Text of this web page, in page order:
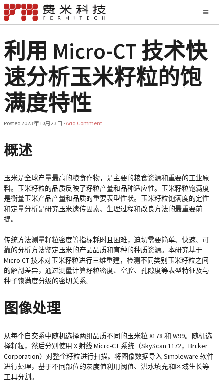
利用 Micro-CT 技术快
速分析玉米籽粒的饱
满度特性
Posted 2023年10月23日 · Add Comment
概述
玉米是全球产量最高的粮食作物，是主要的粮食资源和重要的工业原
料。玉米籽粒的品质反映了籽粒产量和品种适应性。玉米籽粒饱满度
是衡量玉米产品产量和品质的重要表型性状。玉米籽粒饱满度的定性
和定量分析是研究玉米遗传因素、生理过程和改良方法的最重要前
提。
传统方法测量籽粒密度等指标耗时且困难，迫切需要简单、快速、可
靠的分析方法鉴定玉米的产品品质和育种的种质资源。本研究基于
Micro-CT 技术对玉米籽粒进行三维重建，检测不同类别玉米籽粒之间
的解剖差异，通过测量计算籽粒密度、空腔、孔隙度等表型特征及与
种子饱满度分级的密切关系。
图像处理
从每个自交系中随机选择两组品质不同的玉米粒 X178 和 W99。随机选
择籽粒，然后分别使用 X 射线 Micro-CT 系统（SkyScan 1172，Bruker
Corporation）对整个籽粒进行扫描。将图像数据导入 Simpleware 软件
进行处理，基于不同部位的灰度值利用阈值、洪水填充和区域生长等
工具分割。